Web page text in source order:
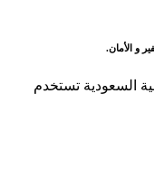
و الأمان.
السعودية تستخدم